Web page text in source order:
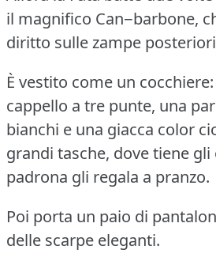
il magnifico Can−barbone,
diritto sulle zampe
È vestito come un
cappello a tre punte, una
bianchi e una giacca color
grandi tasche, dove tiene gli
padrona gli regala a pranzo.
Poi porta un paio di
delle scarpe eleganti.